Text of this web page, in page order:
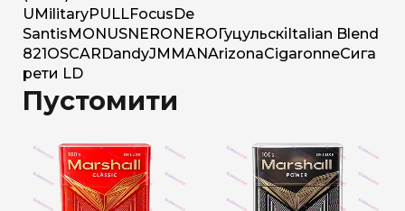
U MilitaryPULLFocus De
Santis MONUSNERO NERO Гуцульскі Italian Blend
821 OSCAR DandyJM MANArizonaCigaronneСига
рети LD
Пустомити